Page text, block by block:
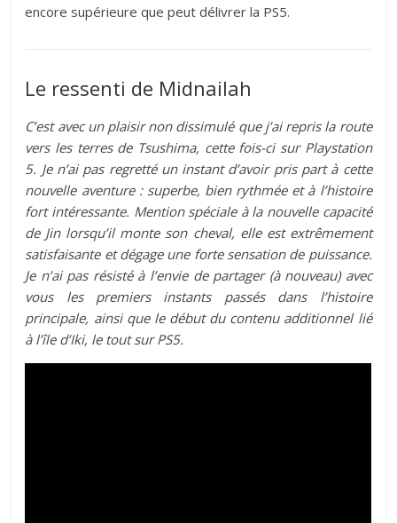
encore supérieure que peut délivrer la PS5.
Le ressenti de Midnailah
C’est avec un plaisir non dissimulé que j’ai repris la route
vers les terres de Tsushima, cette fois-ci sur Playstation
5. Je n’ai pas regretté un instant d’avoir pris part à cette
nouvelle aventure : superbe, bien rythmée et à l’histoire
fort intéressante. Mention spéciale à la nouvelle capacité
de Jin lorsqu’il monte son cheval, elle est extrêmement
satisfaisante et dégage une forte sensation de puissance.
Je n’ai pas résisté à l’envie de partager (à nouveau) avec
vous les premiers instants passés dans l’histoire
principale, ainsi que le début du contenu additionnel lié
à l’île d’Iki, le tout sur PS5.